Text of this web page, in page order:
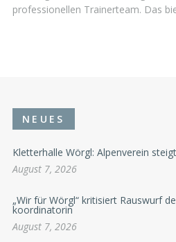
professionellen Trainerteam. Das
NEUES
Kletterhalle Wörgl: Alpenverein
August 7, 2026
„Wir für Wörgl“ kritisiert Rauswurf
koordinatorin
August 7, 2026